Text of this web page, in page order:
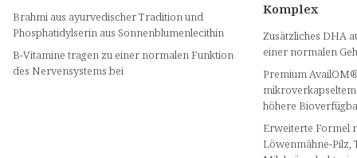
Brahmi aus ayurvedischer Tradition und
Phosphatidylserin aus Sonnenblumenlecithin
B-Vitamine tragen zu einer normalen Funktion
des Nervensystems bei
Komplex
Zusätzliches DHA
einer normalen
Premium
höhere
Erweiterte Formel
Löwenmähne-Pilz,